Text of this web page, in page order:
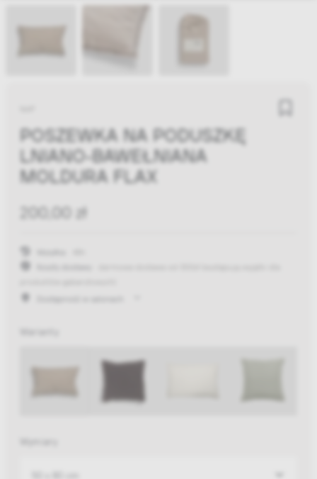
POSZEWKA NA PODUSZKĘ
LNIANO-BAWEŁNIANA
MOLDURA FLAX
200,00 zł
Warianty
Wymiary